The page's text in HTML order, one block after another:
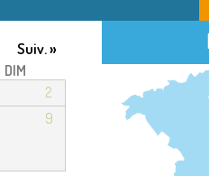
Suiv. »
DIM
2
9